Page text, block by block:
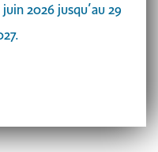
2026 jusqu’au 29